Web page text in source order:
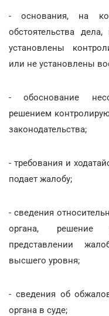
- основания, на
обстоятельства
установлены
или не установлены
- обоснование
решением
законодательства;
- требования и
подает жалобу;
- сведения
органа, решение
представлении
высшего уровня;
- сведения об
органа в суде;